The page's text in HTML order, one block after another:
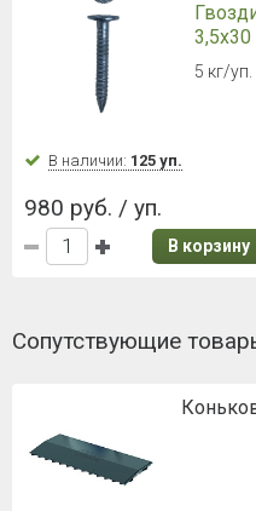
5 кг/уп.
В наличии: 125 уп.
980 руб. / уп.
В корзину
Сопутствующие